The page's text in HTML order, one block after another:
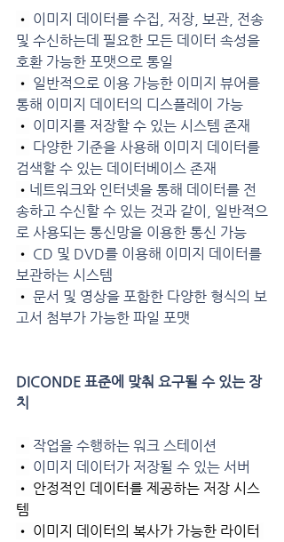
• 이미지 데이터를 수집, 저장, 보관, 전송
및 수신하는데 필요한 모든 데이터 속성을
호환 가능한 포맷으로 통일
• 일반적으로 이용 가능한 이미지 뷰어를
통해 이미지 데이터의 디스플레이 가능
• 이미지를 저장할 수 있는 시스템 존재
• 다양한 기준을 사용해 이미지 데이터를
검색할 수 있는 데이터베이스 존재
• 네트워크와 인터넷을 통해 데이터를 전
송하고 수신할 수 있는 것과 같이, 일반적으
로 사용되는 통신망을 이용한 통신 가능
• CD 및 DVD를 이용해 이미지 데이터를
보관하는 시스템
• 문서 및 영상을 포함한 다양한 형식의 보
고서 첨부가 가능한 파일 포맷
DICONDE 표준에 맞춰 요구될 수 있는 장
치
• 작업을 수행하는 워크 스테이션
• 이미지 데이터가 저장될 수 있는 서버
• 안정적인 데이터를 제공하는 저장 시스
템
• 이미지 데이터의 복사가 가능한 라이터